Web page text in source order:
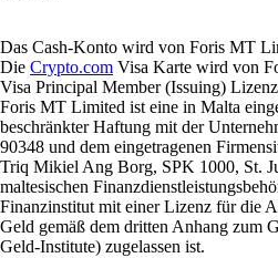
Das Cash-Konto wird von Foris MT
Die Crypto.com Visa Karte wird von
Visa Principal Member (Issuing)
Foris MT Limited ist eine in Malta
beschränkter Haftung mit der
90348 und dem eingetragenen
Triq Mikiel Ang Borg, SPK 1000, St.
maltesischen
Finanzinstitut mit einer Lizenz für die
Geld gemäß dem dritten Anhang zum
Geld-Institute) zugelassen ist.